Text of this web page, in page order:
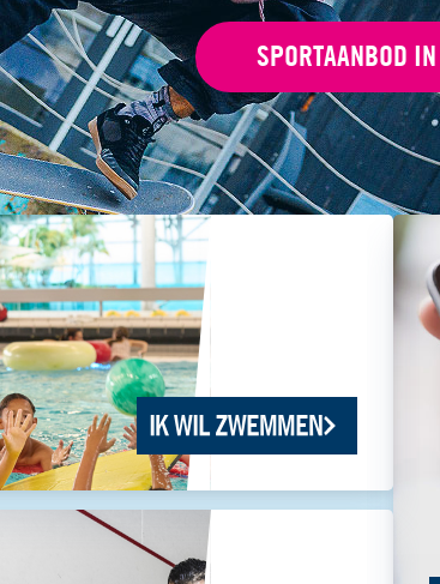
SPORTAANBOD
IK WIL ZWEMMEN